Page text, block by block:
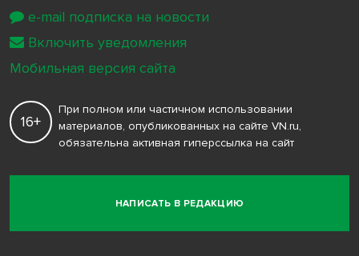
НАПИСАТЬ В РЕДАКЦИЮ
16+
При полном или частичном использовании
материалов, опубликованных на сайте VN.ru,
обязательна активная гиперссылка на сайт
e-mail подписка на новости
Включить уведомления
Мобильная версия сайта